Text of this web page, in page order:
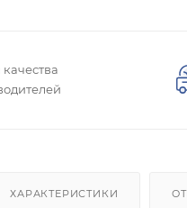
ХАРАКТЕРИСТИКИ